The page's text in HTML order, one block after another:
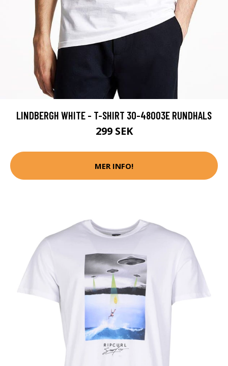
LINDBERGH WHITE - T-SHIRT 30-48003E RUNDHALS
299 SEK
MER INFO!